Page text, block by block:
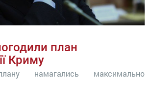
план
Криму
намагались максимально